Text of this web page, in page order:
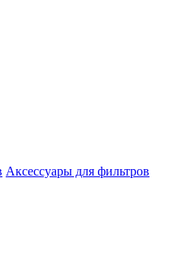
Аксессуары для фильтров